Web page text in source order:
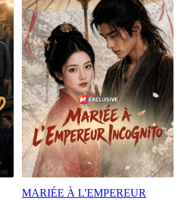
MARIÉE À L'EMPEREUR